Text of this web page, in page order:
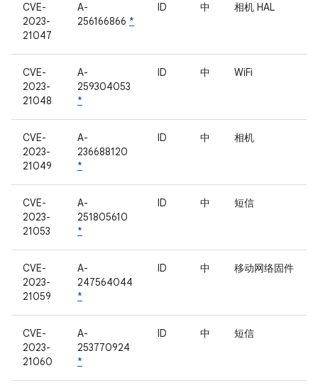
CVE-
2023-
21047
A-
256166866 *
ID 中 相机 HAL
CVE-
2023-
21048
A-
259304053
*
ID 中 WiFi
CVE-
2023-
21049
A-
236688120
*
ID 中 相机
CVE-
2023-
21053
A-
251805610
*
ID 中 短信
CVE-
2023-
21059
A-
247564044
*
ID 中 移动网络固件
CVE-
2023-
21060
A-
253770924
*
ID 中 短信